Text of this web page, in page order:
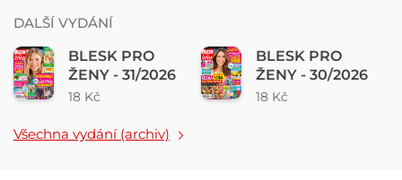
DALŠÍ VYDÁNÍ
BLESK PRO
ŽENY - 31/2026
18 Kč
BLESK PRO
ŽENY - 30/2026
18 Kč
Všechna vydání (archiv)